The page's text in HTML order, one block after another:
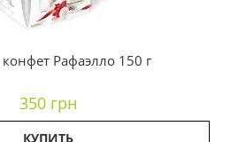
Рафаэлло 150 г
350 грн
КУПИТЬ